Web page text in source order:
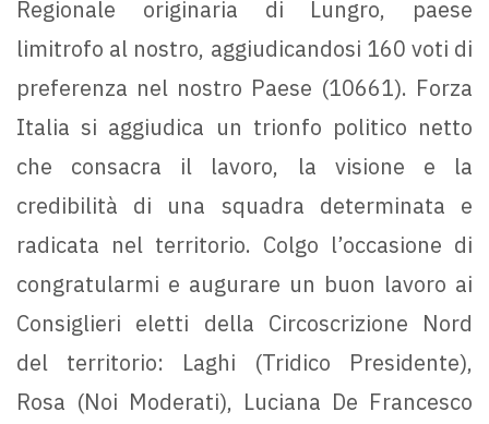
Regionale originaria di Lungro, paese
limitrofo al nostro, aggiudicandosi 160 voti di
preferenza nel nostro Paese (10661). Forza
Italia si aggiudica un trionfo politico netto
che consacra il lavoro, la visione e la
credibilità di una squadra determinata e
radicata nel territorio. Colgo l’occasione di
congratularmi e augurare un buon lavoro ai
Consiglieri eletti della Circoscrizione Nord
del territorio: Laghi (Tridico Presidente),
Rosa (Noi Moderati), Luciana De Francesco